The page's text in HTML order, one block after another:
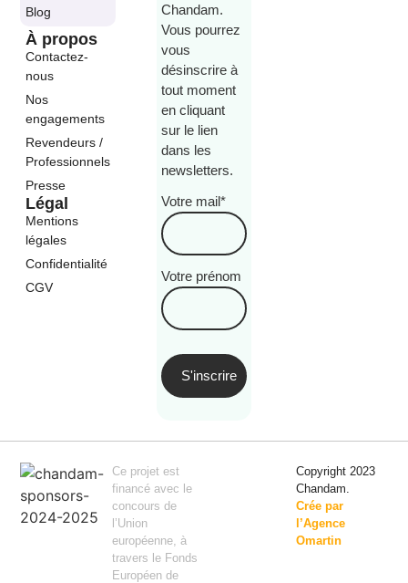
Blog
À propos
Contactez-
nous
Nos
engagements
Revendeurs /
Professionnels
Presse
Légal
Mentions
légales
Confidentialité
CGV
Chandam.
Vous pourrez
vous
désinscrire à
tout moment
en cliquant
sur le lien
dans les
newsletters.
Votre mail*
Votre prénom
Ce projet est
financé avec le
concours de
l’Union
européenne, à
travers le Fonds
Européen de
Copyright 2023
Chandam.
Crée par
l’Agence
Omartin